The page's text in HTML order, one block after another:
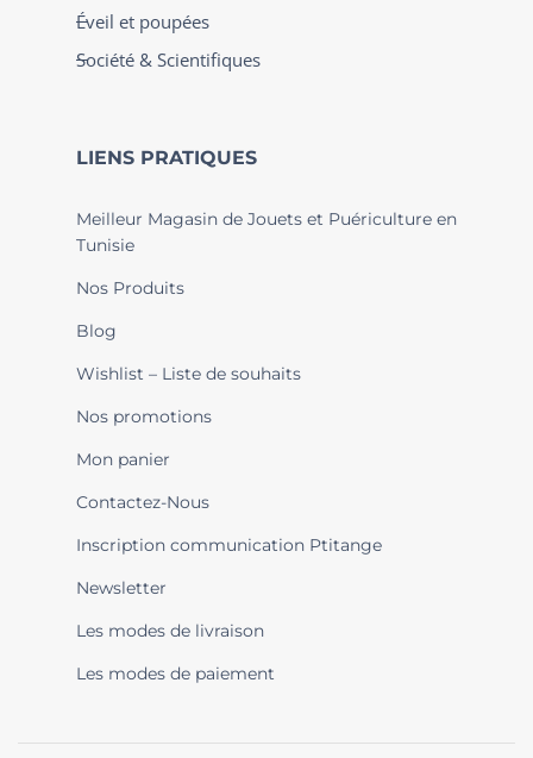
Éveil et poupées
Société & Scientifiques
LIENS PRATIQUES
Meilleur Magasin de Jouets et Puériculture en
Tunisie
Nos Produits
Blog
Wishlist – Liste de souhaits
Nos promotions
Mon panier
Contactez-Nous
Inscription communication Ptitange
Newsletter
Les modes de livraison
Les modes de paiement